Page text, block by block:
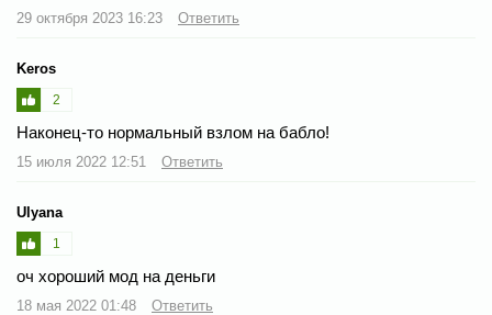
29 октября 2023 16:23 Ответить
Keros
2
Наконец-то нормальный взлом на бабло!
15 июля 2022 12:51 Ответить
Ulyana
1
оч хороший мод на деньги
18 мая 2022 01:48 Ответить